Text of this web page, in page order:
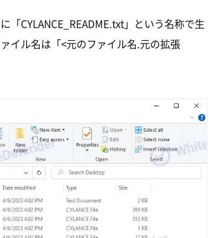
「CYLANCE_README.txt」という名称で生
イル名は「<元のファイル名.元の拡張